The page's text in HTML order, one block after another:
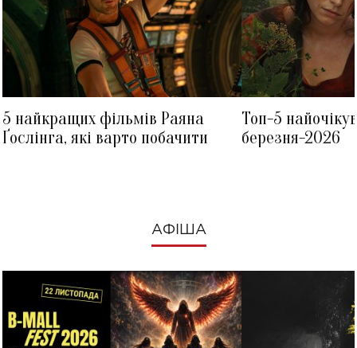
5 найкращих фільмів Раяна
Ґослінга, які варто побачити
Топ-5
березня-2026
АФІША